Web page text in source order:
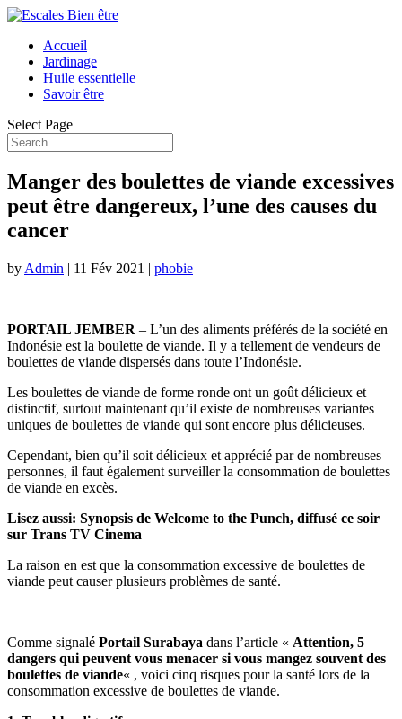
Accueil
Jardinage
Huile essentielle
Savoir être
Select Page
Manger des boulettes de viande excessives
peut être dangereux, l’une des causes du
cancer
by Admin | 11 Fév 2021 | phobie
PORTAIL JEMBER – L’un des aliments préférés de la société en
Indonésie est la boulette de viande. Il y a tellement de vendeurs de
boulettes de viande dispersés dans toute l’Indonésie.
Les boulettes de viande de forme ronde ont un goût délicieux et
distinctif, surtout maintenant qu’il existe de nombreuses variantes
uniques de boulettes de viande qui sont encore plus délicieuses.
Cependant, bien qu’il soit délicieux et apprécié par de nombreuses
personnes, il faut également surveiller la consommation de boulettes
de viande en excès.
Lisez aussi: Synopsis de Welcome to the Punch, diffusé ce soir
sur Trans TV Cinema
La raison en est que la consommation excessive de boulettes de
viande peut causer plusieurs problèmes de santé.
Comme signalé Portail Surabaya dans l’article « Attention, 5
dangers qui peuvent vous menacer si vous mangez souvent des
boulettes de viande« , voici cinq risques pour la santé lors de la
consommation excessive de boulettes de viande.